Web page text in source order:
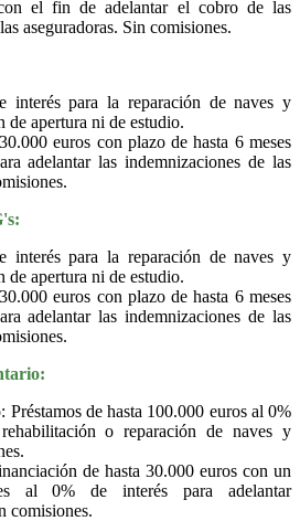
el fin de adelantar el cobro de las
aseguradoras. Sin comisiones.
interés para la reparación de naves y
de apertura ni de estudio.
euros con plazo de hasta 6 meses
adelantar las indemnizaciones de las
interés para la reparación de naves y
de apertura ni de estudio.
euros con plazo de hasta 6 meses
adelantar las indemnizaciones de las
Préstamos de hasta 100.000 euros al 0%
o reparación de naves y
de hasta 30.000 euros con un
al 0% de interés para adelantar
comisiones.